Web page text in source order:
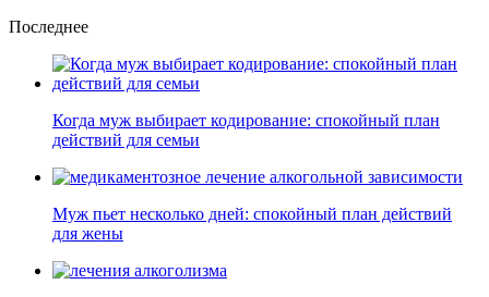
Последнее
Когда муж выбирает кодирование: спокойный план
действий для семьи
Муж пьет несколько дней: спокойный план действий
для жены